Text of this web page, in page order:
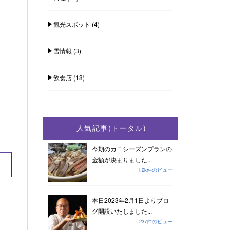
観光スポット (4)
雪情報 (3)
飲食店(18)
人気記事(トータル)
今期のカニシーズンプランの
金額が決まりました...
1.2k件のビュー
本日2023年2月1日よりブロ
グ開設いたしました...
237件のビュー